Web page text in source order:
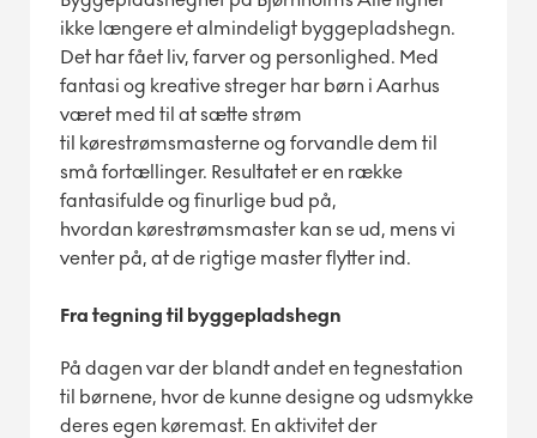
ikke længere et almindeligt byggepladshegn.
Det har fået liv, farver og personlighed. Med
fantasi og kreative streger har børn i Aarhus
været med til at sætte strøm
til kørestrømsmasterne og forvandle dem til
små fortællinger. Resultatet er en række
fantasifulde og finurlige bud på,
hvordan kørestrømsmaster kan se ud, mens vi
venter på, at de rigtige master flytter ind.
Fra tegning til byggepladshegn
På dagen var der blandt andet en tegnestation
til børnene, hvor de kunne designe og udsmykke
deres egen køremast. En aktivitet der